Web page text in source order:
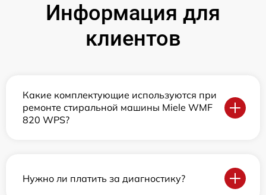
Информация для
клиентов
Какие комплектующие используются при
ремонте стиральной машины Miele WMF
820 WPS?
Нужно ли платить за диагностику?